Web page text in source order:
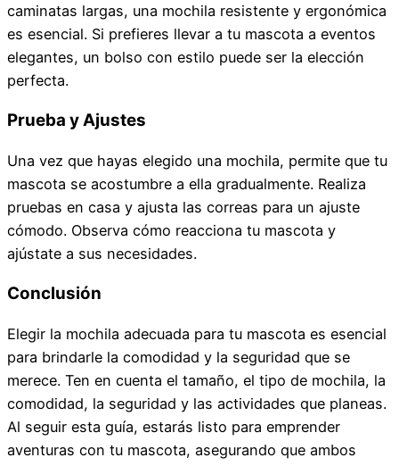
caminatas largas, una mochila resistente y ergonómica
es esencial. Si prefieres llevar a tu mascota a eventos
elegantes, un bolso con estilo puede ser la elección
perfecta.
Prueba y Ajustes
Una vez que hayas elegido una mochila, permite que tu
mascota se acostumbre a ella gradualmente. Realiza
pruebas en casa y ajusta las correas para un ajuste
cómodo. Observa cómo reacciona tu mascota y
ajústate a sus necesidades.
Conclusión
Elegir la mochila adecuada para tu mascota es esencial
para brindarle la comodidad y la seguridad que se
merece. Ten en cuenta el tamaño, el tipo de mochila, la
comodidad, la seguridad y las actividades que planeas.
Al seguir esta guía, estarás listo para emprender
aventuras con tu mascota, asegurando que ambos